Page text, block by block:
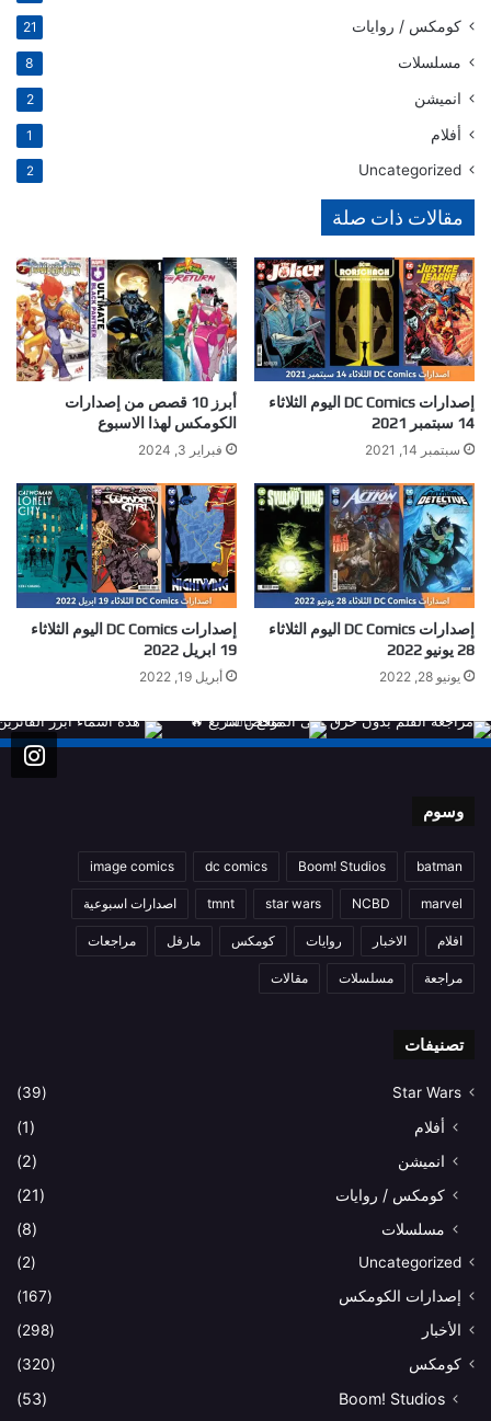
كومكس / روايات 21
مسلسلات 8
انميشن 2
أفلام 1
Uncategorized
2
مقالات ذات صلة
إصدارات DC Comics اليوم الثلاثاء
14 سبتمبر 2021
سبتمبر 14, 2021
أبرز 10 قصص من إصدارات
الكومكس لهذا الاسبوع
فبراير 3, 2024
إصدارات DC Comics اليوم الثلاثاء
28 يونيو 2022
يونيو 28, 2022
إصدارات DC Comics اليوم الثلاثاء
19 ابريل 2022
أبريل 19, 2022
وسوم
batman
Boom! Studios
dc comics
image comics
marvel
NCBD
star wars
tmnt اصدارات اسبوعية
افلام الاخبار روايات كومكس مارفل مراجعات
مراجعة مسلسلات مقالات
تصنيفات
Star Wars
(39)
أفلام
(1)
انميشن
(2)
كومكس / روايات
(21)
مسلسلات
(8)
Uncategorized
(2)
إصدارات الكومكس
(167)
الأخبار
(298)
كومكس
(320)
Boom! Studios
(53)